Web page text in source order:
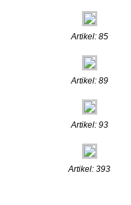
Artikel: 85
Artikel: 89
Artikel: 93
Artikel: 393